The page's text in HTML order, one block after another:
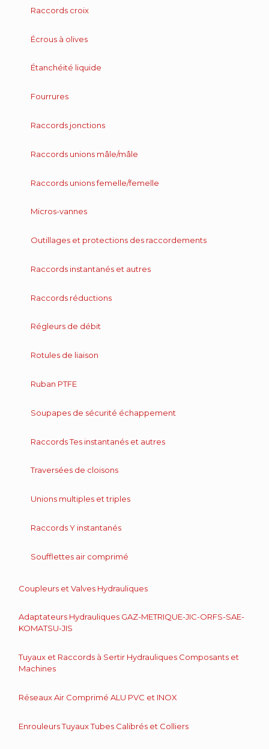
Raccords croix
Écrous à olives
Étanchéité liquide
Fourrures
Raccords jonctions
Raccords unions mâle/mâle
Raccords unions femelle/femelle
Micros-vannes
Outillages et protections des raccordements
Raccords instantanés et autres
Raccords réductions
Régleurs de débit
Rotules de liaison
Ruban PTFE
Soupapes de sécurité échappement
Raccords Tes instantanés et autres
Traversées de cloisons
Unions multiples et triples
Raccords Y instantanés
Soufflettes air comprimé
Coupleurs et Valves Hydrauliques
Adaptateurs Hydrauliques GAZ-METRIQUE-JIC-ORFS-SAE-
KOMATSU-JIS
Tuyaux et Raccords à Sertir Hydrauliques Composants et
Machines
Réseaux Air Comprimé ALU PVC et INOX
Enrouleurs Tuyaux Tubes Calibrés et Colliers